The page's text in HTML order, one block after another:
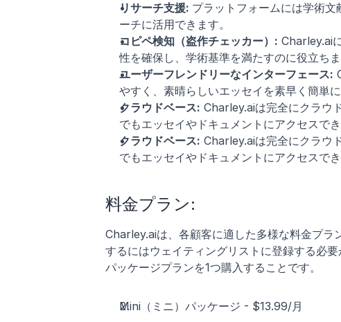
リサーチ支援: プラットフォームには学術
ーチに活用できます。
コピペ検知（盗作チェッカー）: Charley.ai
性を確保し、学術基準を満たすのに役立ちま
ユーザーフレンドリーなインターフェース:
やすく、素晴らしいエッセイを素早く簡単に
クラウドベース: Charley.aiは完全にクラウ
でもエッセイやドキュメントにアクセスでき
クラウドベース: Charley.aiは完全にクラウ
でもエッセイやドキュメントにアクセスでき
料金プラン:
Charley.aiは、各顧客に適した多様な料金プラ
するにはウェイティングリストに登録する必
パッケージプランを1つ購入することです。
Mini（ミニ）パッケージ - $13.99/月